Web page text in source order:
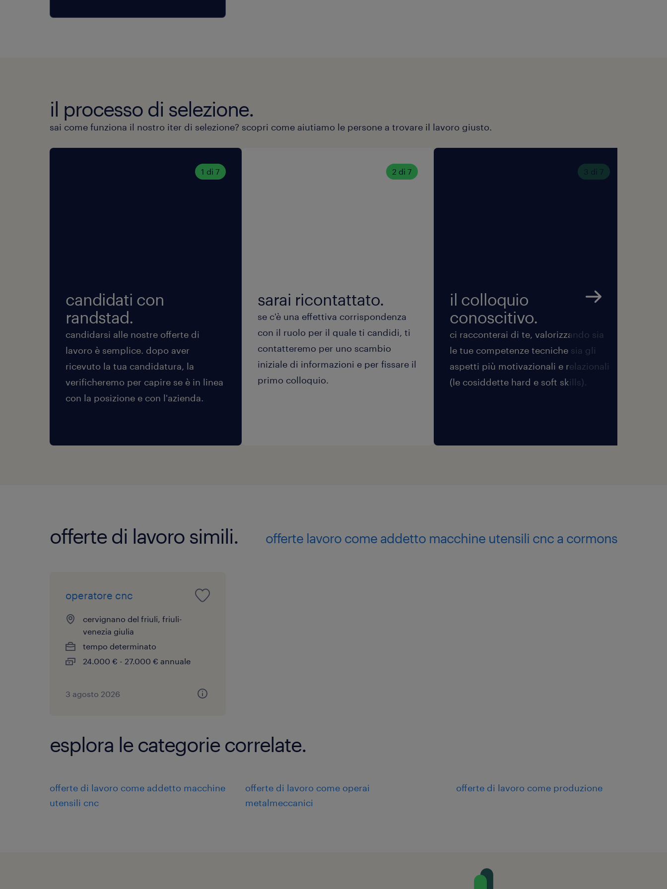
il processo di selezione.
sai come funziona il nostro iter di selezione? scopri come aiutiamo le persone a trovare il lavoro giusto.
1 di 7
candidati con
randstad.
candidarsi alle nostre offerte di
lavoro è semplice. dopo aver
ricevuto la tua candidatura, la
verificheremo per capire se è in linea
con la posizione e con l'azienda.
2 di 7
sarai ricontattato.
se c'è una effettiva corrispondenza
con il ruolo per il quale ti candidi, ti
contatteremo per uno scambio
iniziale di informazioni e per fissare il
primo colloquio.
3 di 7
il colloquio
conoscitivo.
ci racconterai di te, valorizzando sia
le tue competenze tecniche sia gli
aspetti più motivazionali e relazionali
(le cosiddette hard e soft skills).
offerte di lavoro simili. offerte lavoro come addetto macchine utensili cnc a cormons
operatore cnc
cervignano del friuli, friuli-
venezia giulia
tempo determinato
24.000 € - 27.000 € annuale
3 agosto 2026
esplora le categorie correlate.
offerte di lavoro come addetto macchine
utensili cnc
offerte di lavoro come operai
metalmeccanici
offerte di lavoro come produzione